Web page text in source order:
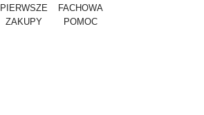
PIERWSZE
ZAKUPY
FACHOWA
POMOC